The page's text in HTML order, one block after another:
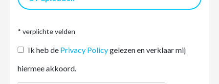
* verplichte velden
Ik heb de Privacy Policygelezen en verklaar mij
hiermee akkoord.